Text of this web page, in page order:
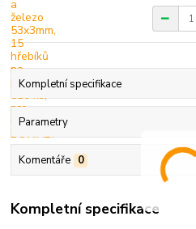
Kompletní specifikace
Parametry
Komentáře 0
Kompletní specifikace